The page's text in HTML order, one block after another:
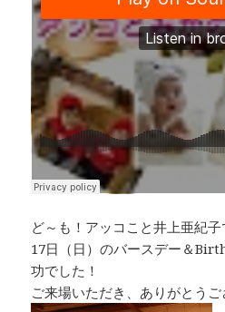
ど～も！アッコこと井上亜紀子
17日（日）のバースデー＆
功でした！
ご来場いただき、ありがとうご